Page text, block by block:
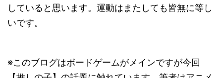
していると思います。運動はまたしても皆無に等し
いです。
※このブログはボードゲームがメインですが今回